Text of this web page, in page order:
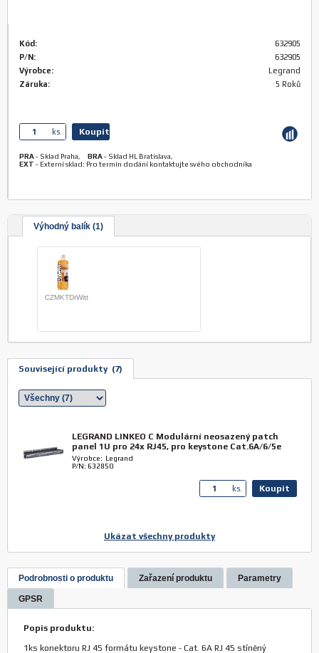
Kód:
632905
P/N:
632905
Výrobce:
Legrand
Záruka:
5 Roků
ks. Koupit
PRA- Sklad Praha, BRA- Sklad HL Bratislava,
EXT - Externí sklad: Pro termín dodání kontaktujte svého obchodníka
Výhodný balík (1)
CZMKTDrWitt
Související produkty (7)
LEGRAND LINKEO C Modulární neosazený patch
panel 1U pro 24x RJ45, pro keystone Cat.6A/6/5e
Výrobce: Legrand
P/N: 632850
ks. Koupit
LEGRAND LINKEO C Datový kabel Cat. 6A stíněný
P/N: 632745
Ukázat všechny produkty
Podrobnosti o produktu Zařazení produktu Parametry
GPSR
Popis produktu:
1ks konektoru RJ 45 formátu keystone - Cat. 6A RJ 45 stíněný